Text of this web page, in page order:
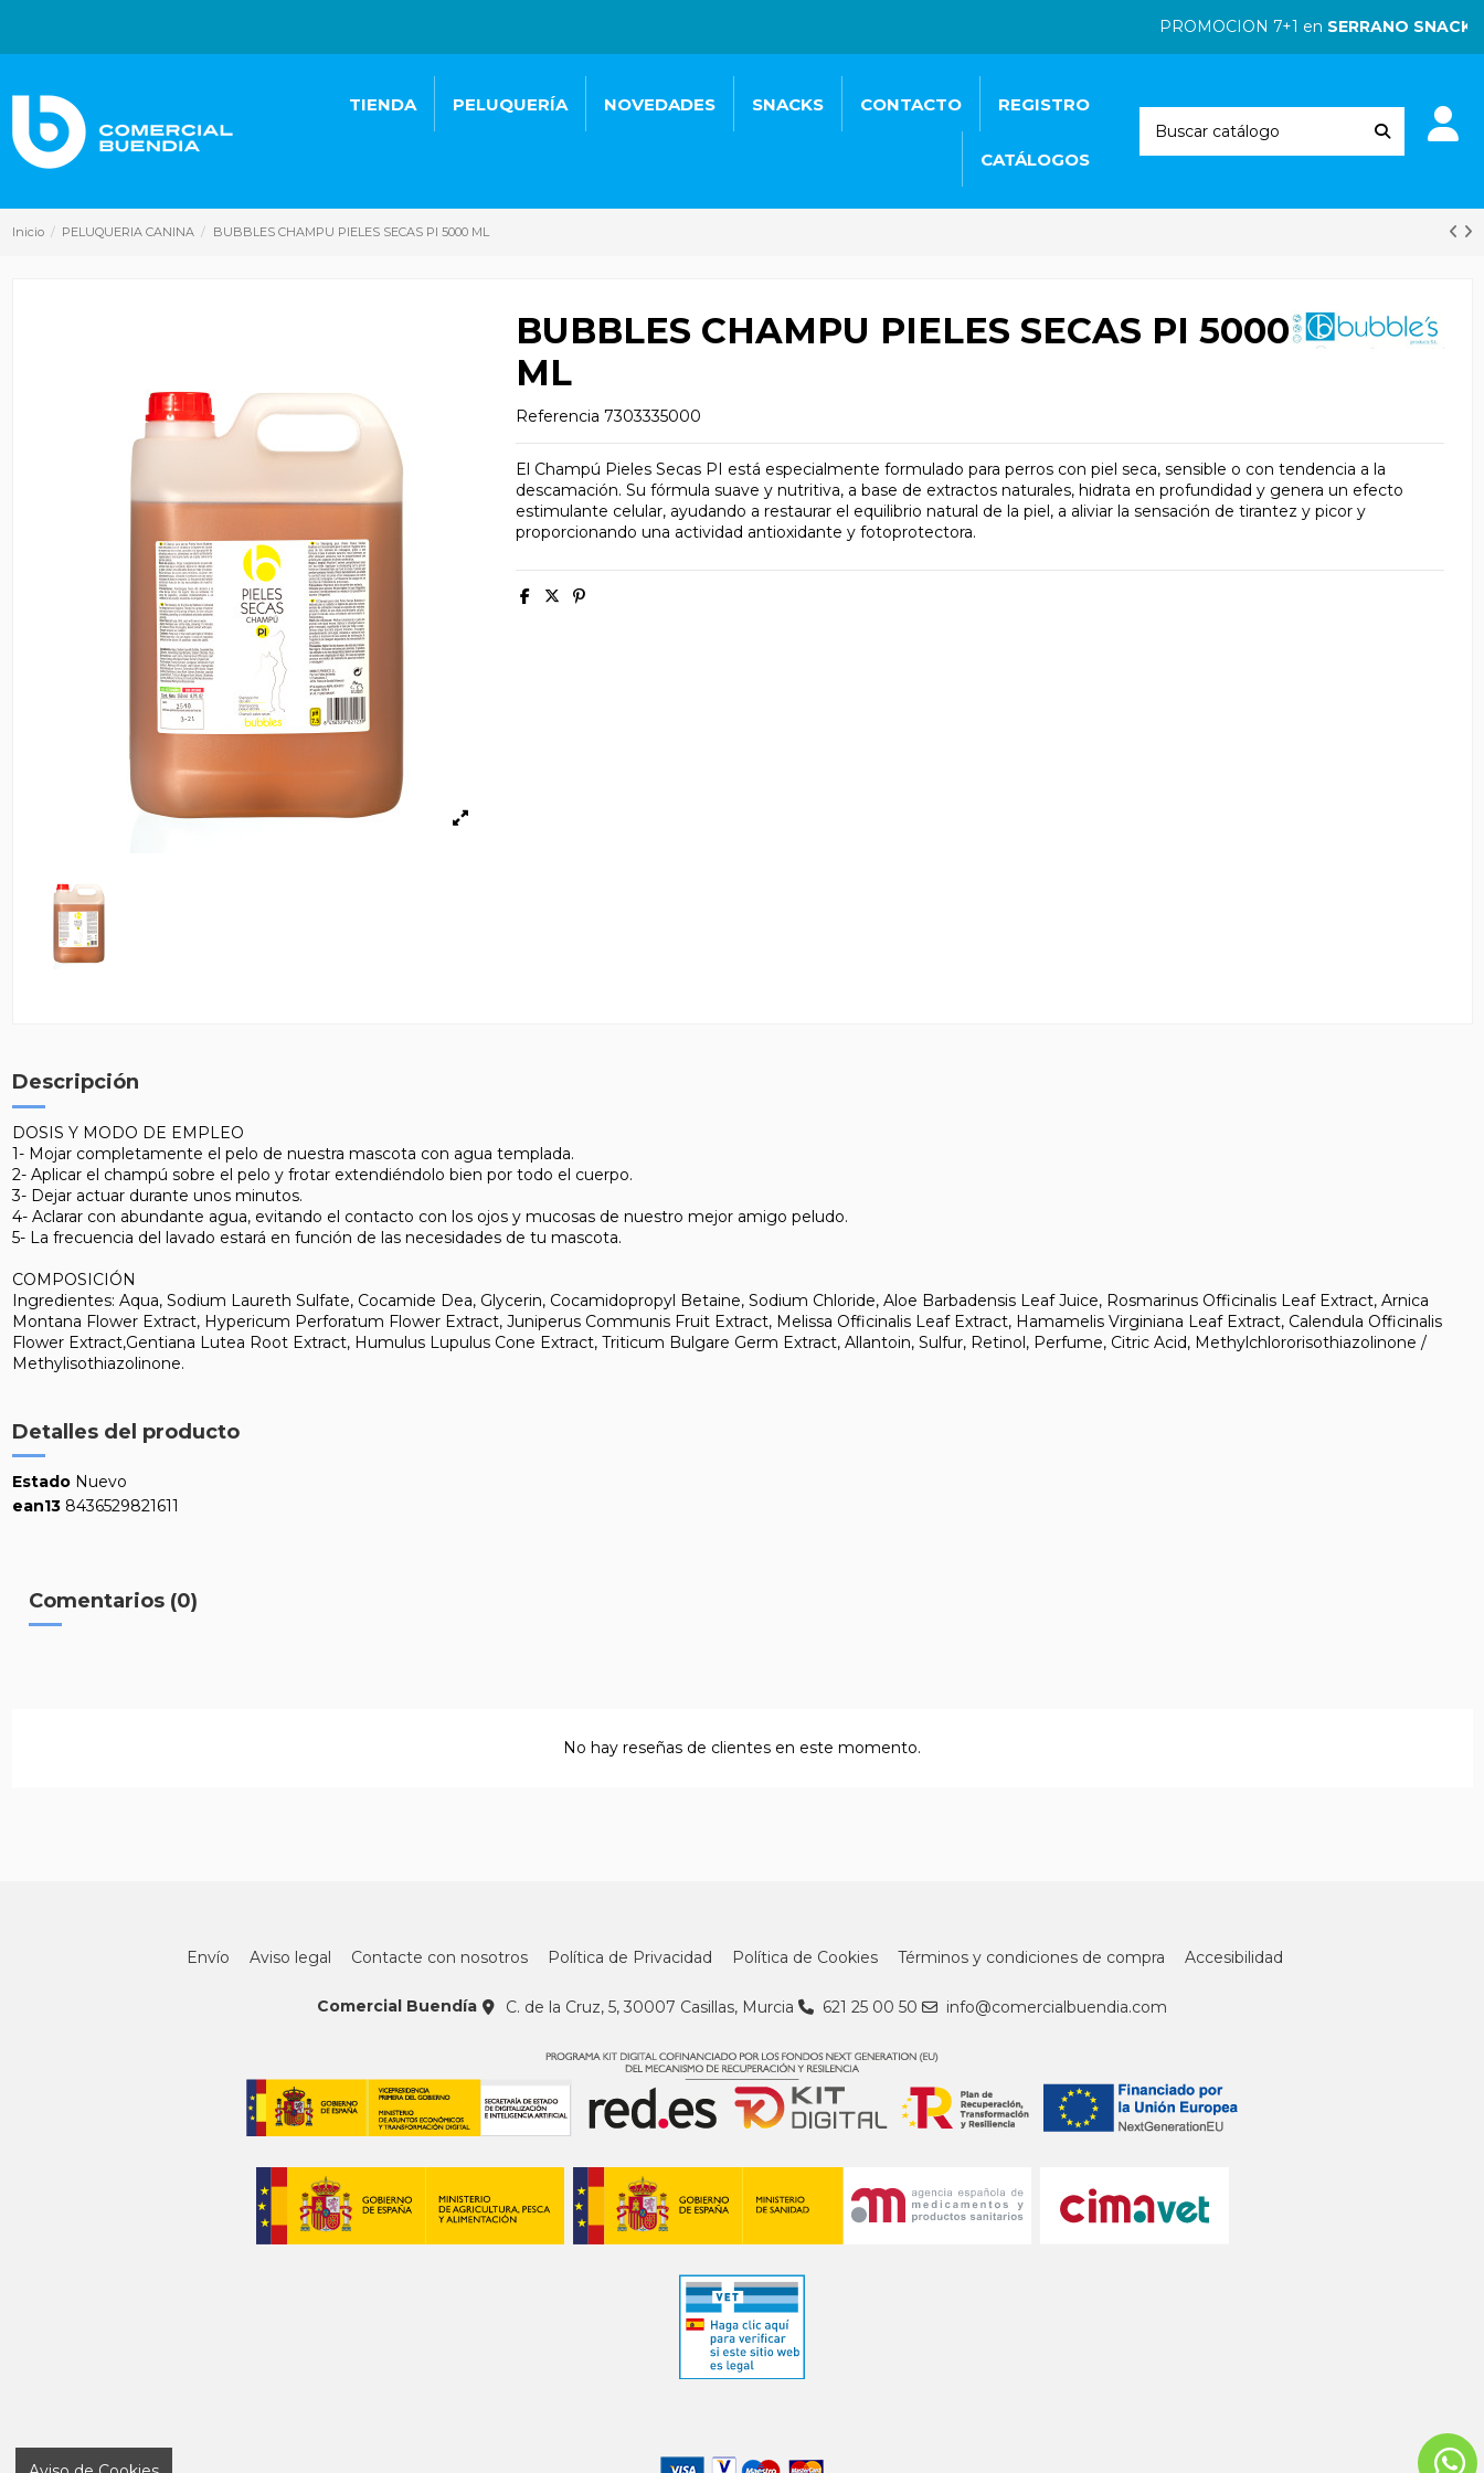
PROMOCION 7+1 enSERRANO SNACKS|
TIENDA PELUQUERÍA NOVEDADES SNACKS CONTACTO REGISTRO
CATÁLOGOS
Inicio PELUQUERIA CANINA BUBBLES CHAMPU PIELES SECAS PI 5000 ML
BUBBLES CHAMPU PIELES SECAS PI 5000
ML
Referencia 7303335000
El Champú Pieles Secas PI está especialmente formulado para perros con piel seca, sensible o con tendencia a la
descamación. Su fórmula suave y nutritiva, a base de extractos naturales, hidrata en profundidad y genera un efecto
estimulante celular, ayudando a restaurar el equilibrio natural de la piel, a aliviar la sensación de tirantez y picor y
proporcionando una actividad antioxidante y fotoprotectora.
Descripción
DOSIS Y MODO DE EMPLEO
1- Mojar completamente el pelo de nuestra mascota con agua templada.
2- Aplicar el champú sobre el pelo y frotar extendiéndolo bien por todo el cuerpo.
3- Dejar actuar durante unos minutos.
4- Aclarar con abundante agua, evitando el contacto con los ojos y mucosas de nuestro mejor amigo peludo.
5- La frecuencia del lavado estará en función de las necesidades de tu mascota.
COMPOSICIÓN
Ingredientes: Aqua, Sodium Laureth Sulfate, Cocamide Dea, Glycerin, Cocamidopropyl Betaine, Sodium Chloride, Aloe Barbadensis Leaf Juice, Rosmarinus Officinalis Leaf Extract, Arnica
Montana Flower Extract, Hypericum Perforatum Flower Extract, Juniperus Communis Fruit Extract, Melissa Officinalis Leaf Extract, Hamamelis Virginiana Leaf Extract, Calendula Officinalis
Flower Extract,Gentiana Lutea Root Extract, Humulus Lupulus Cone Extract, Triticum Bulgare Germ Extract, Allantoin, Sulfur, Retinol, Perfume, Citric Acid, Methylchlororisothiazolinone /
Methylisothiazolinone.
Detalles del producto
Estado Nuevo
ean13 8436529821611
Comentarios (0)
No hay reseñas de clientes en este momento.
Envío Aviso legal Contacte con nosotros Política de Privacidad Política de Cookies Términos y condiciones de compra Accesibilidad
Comercial Buendía C. de la Cruz, 5, 30007 Casillas, Murcia 621 25 00 50 info@comercialbuendia.com